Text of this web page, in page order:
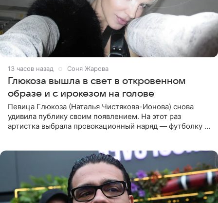
13 часов назад Соня Жарова
Глюкоза вышла в свет в откровенном
образе и с ирокезом на голове
Певица Глюкоза (Наталья Чистякова-Ионова) снова
удивила публику своим появлением. На этот раз
артистка выбрала провокационный наряд — футболку с